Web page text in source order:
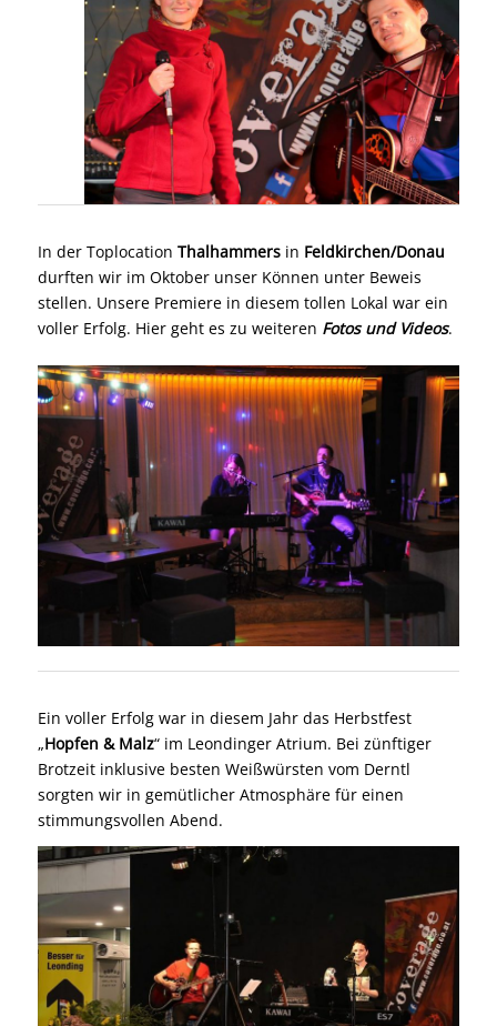
In der Toplocation Thalhammersin Feldkirchen/Donau
durften wir im Oktober unser Können unter Beweis
stellen. Unsere Premiere in diesem tollen Lokal war ein
voller Erfolg. Hier geht es zu weiteren Fotos und Videos.
Ein voller Erfolg war in diesem Jahr das Herbstfest
„Hopfen & Malz“ im Leondinger Atrium. Bei zünftiger
Brotzeit inklusive besten Weißwürsten vom Derntl
sorgten wir in gemütlicher Atmosphäre für einen
stimmungsvollen Abend.